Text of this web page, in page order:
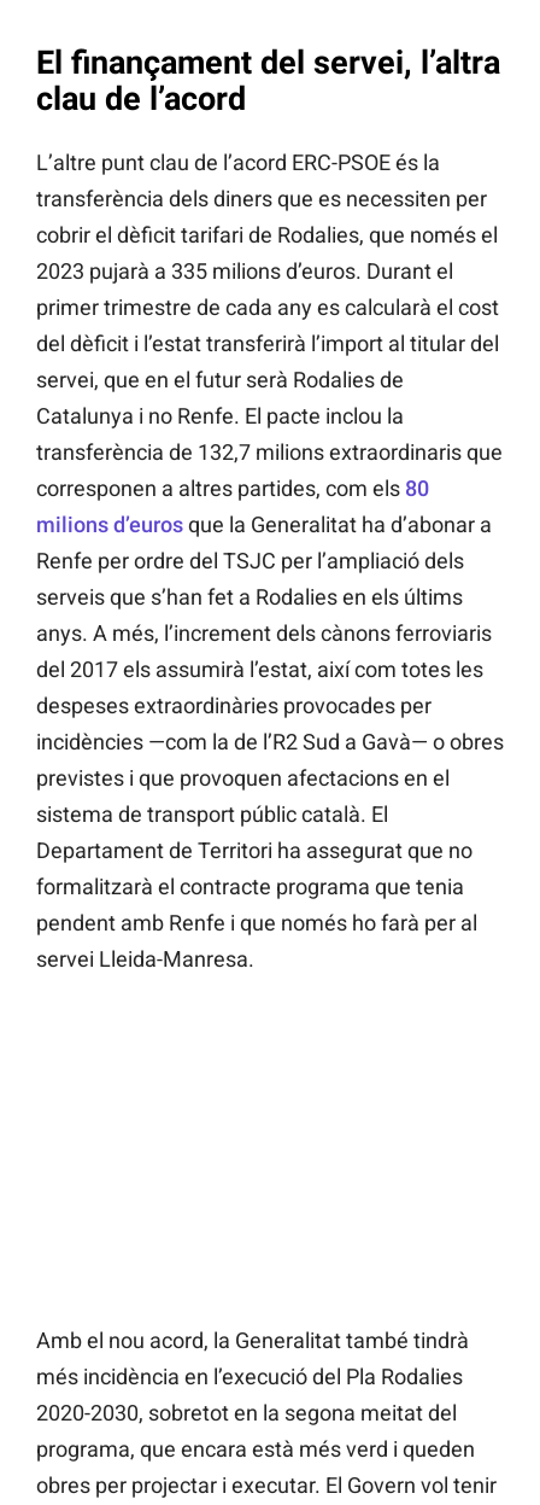
El finançament del servei, l’altra
clau de l’acord
L’altre punt clau de l’acord ERC-PSOE és la
transferència dels diners que es necessiten per
cobrir el dèficit tarifari de Rodalies, que només el
2023 pujarà a 335 milions d’euros. Durant el
primer trimestre de cada any es calcularà el cost
del dèficit i l’estat transferirà l’import al titular del
servei, que en el futur serà Rodalies de
Catalunya i no Renfe. El pacte inclou la
transferència de 132,7 milions extraordinaris que
corresponen a altres partides, com els 80
milions d’eurosque la Generalitat ha d’abonar a
Renfe per ordre del TSJC per l’ampliació dels
serveis que s’han fet a Rodalies en els últims
anys. A més, l’increment dels cànons ferroviaris
del 2017 els assumirà l’estat, així com totes les
despeses extraordinàries provocades per
incidències —com la de l’R2 Sud a Gavà— o obres
previstes i que provoquen afectacions en el
sistema de transport públic català. El
Departament de Territori ha assegurat que no
formalitzarà el contracte programa que tenia
pendent amb Renfe i que només ho farà per al
servei Lleida-Manresa.
Amb el nou acord, la Generalitat també tindrà
més incidència en l’execució del Pla Rodalies
2020-2030, sobretot en la segona meitat del
programa, que encara està més verd i queden
obres per projectar i executar. El Govern vol tenir